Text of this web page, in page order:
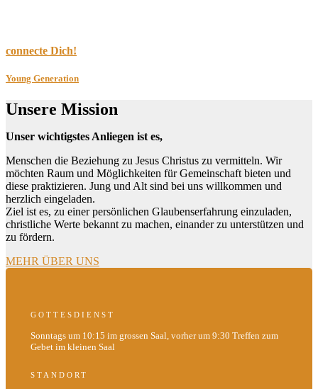
connecte Dich!
Young Generation
Unsere Mission
Unser wichtigstes Anliegen ist es,
Menschen die Beziehung zu Jesus Christus zu vermitteln. Wir
möchten Raum und Möglichkeiten für Gemeinschaft bieten und
diese praktizieren. Jung und Alt sind bei uns willkommen und
herzlich eingeladen.
Ziel ist es, zu einer persönlichen Glaubenserfahrung einzuladen,
christliche Werte bekannt zu machen, einander zu unterstützen und
zu fördern.
MEHR ÜBER UNS
GOTTESDIENST
Sonntags um 10:15 im grossen Saal, vorher um 9:30 Treffen zum
Gebet im kleinen Saal
STANDORT